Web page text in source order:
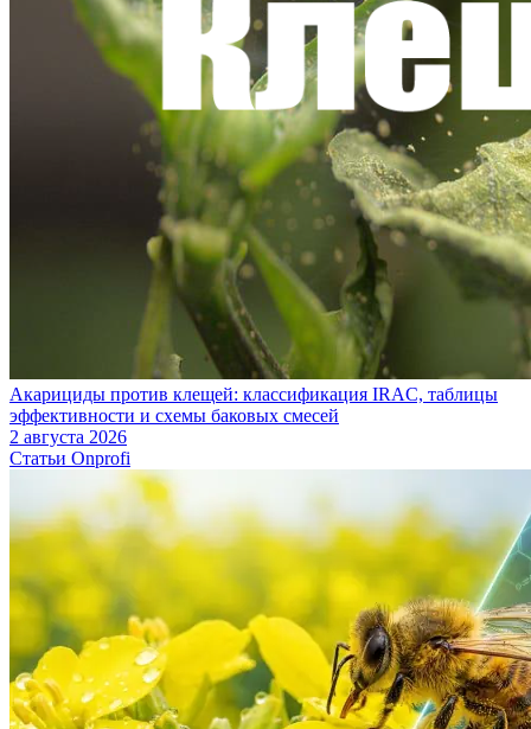
Акарициды против клещей: классификация IRAC, таблицы
эффективности и схемы баковых смесей
2 августа 2026
Статьи Onprofi